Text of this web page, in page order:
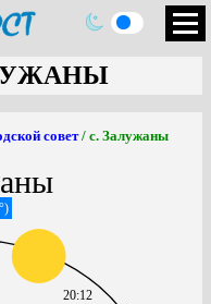
совет/ с. Залужаны
20:12